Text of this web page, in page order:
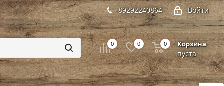
Войти
89292240864
0 0 Корзина
пуста
0